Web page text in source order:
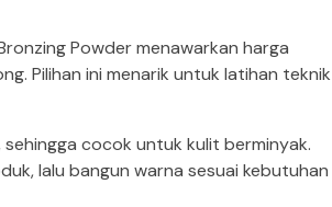
Powder menawarkan harga
Pilihan ini menarik untuk latihan teknik
cocok untuk kulit berminyak.
lalu bangun warna sesuai kebutuhan